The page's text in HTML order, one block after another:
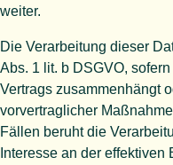
weiter.
Die Verarbeitung dieser
Abs. 1 lit. b DSGVO,
Vertrags zusammenhängt
vorvertraglicher
Fällen beruht die
Interesse an der